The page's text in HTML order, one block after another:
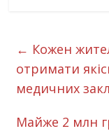
← Кожен
отримати
медичних
Майже 2 млн